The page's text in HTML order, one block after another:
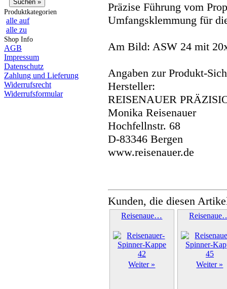
Produktkategorien
alle auf
alle zu
Shop Info
AGB
Impressum
Datenschutz
Zahlung und Lieferung
Widerrufsrecht
Widerrufsformular
Präzise Führung vom
Umfangsklemmung für
Am Bild: ASW 24 mit
Angaben zur Produkt-
Hersteller:
REISENAUER
Monika Reisenauer
Hochfellnstr. 68
D-83346 Bergen
www.reisenauer.de
Kunden, die diesen
Reisenaue…
Weiter » Weiter »